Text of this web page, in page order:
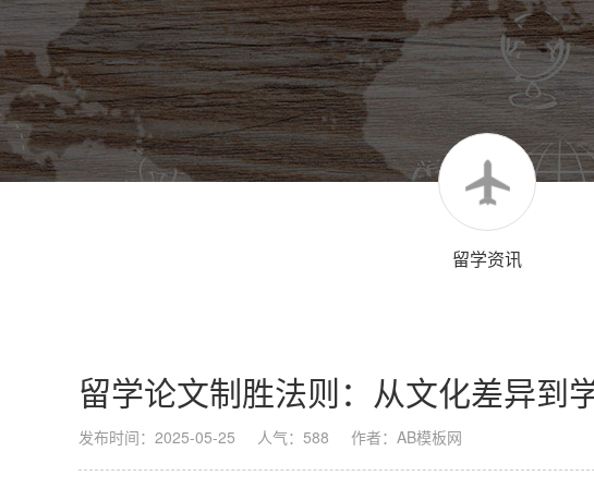
留学资讯
留学论文制胜法则：从文化差异到
发布时间：2025-05-25 人气：588 作者：AB模板网